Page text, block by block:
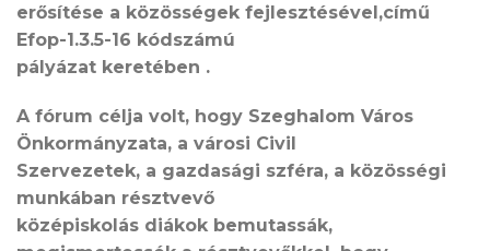
erősítése a közösségek fejlesztésével,című
Efop-1.3.5-16 kódszámú
pályázat keretében .
A fórum célja volt, hogy Szeghalom Város
Önkormányzata, a városi Civil
Szervezetek, a gazdasági szféra, a közösségi
munkában résztvevő
középiskolás diákok bemutassák,